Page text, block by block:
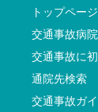
トップページ
交通事故病
交通事故に
通院先検索
交通事故ガ